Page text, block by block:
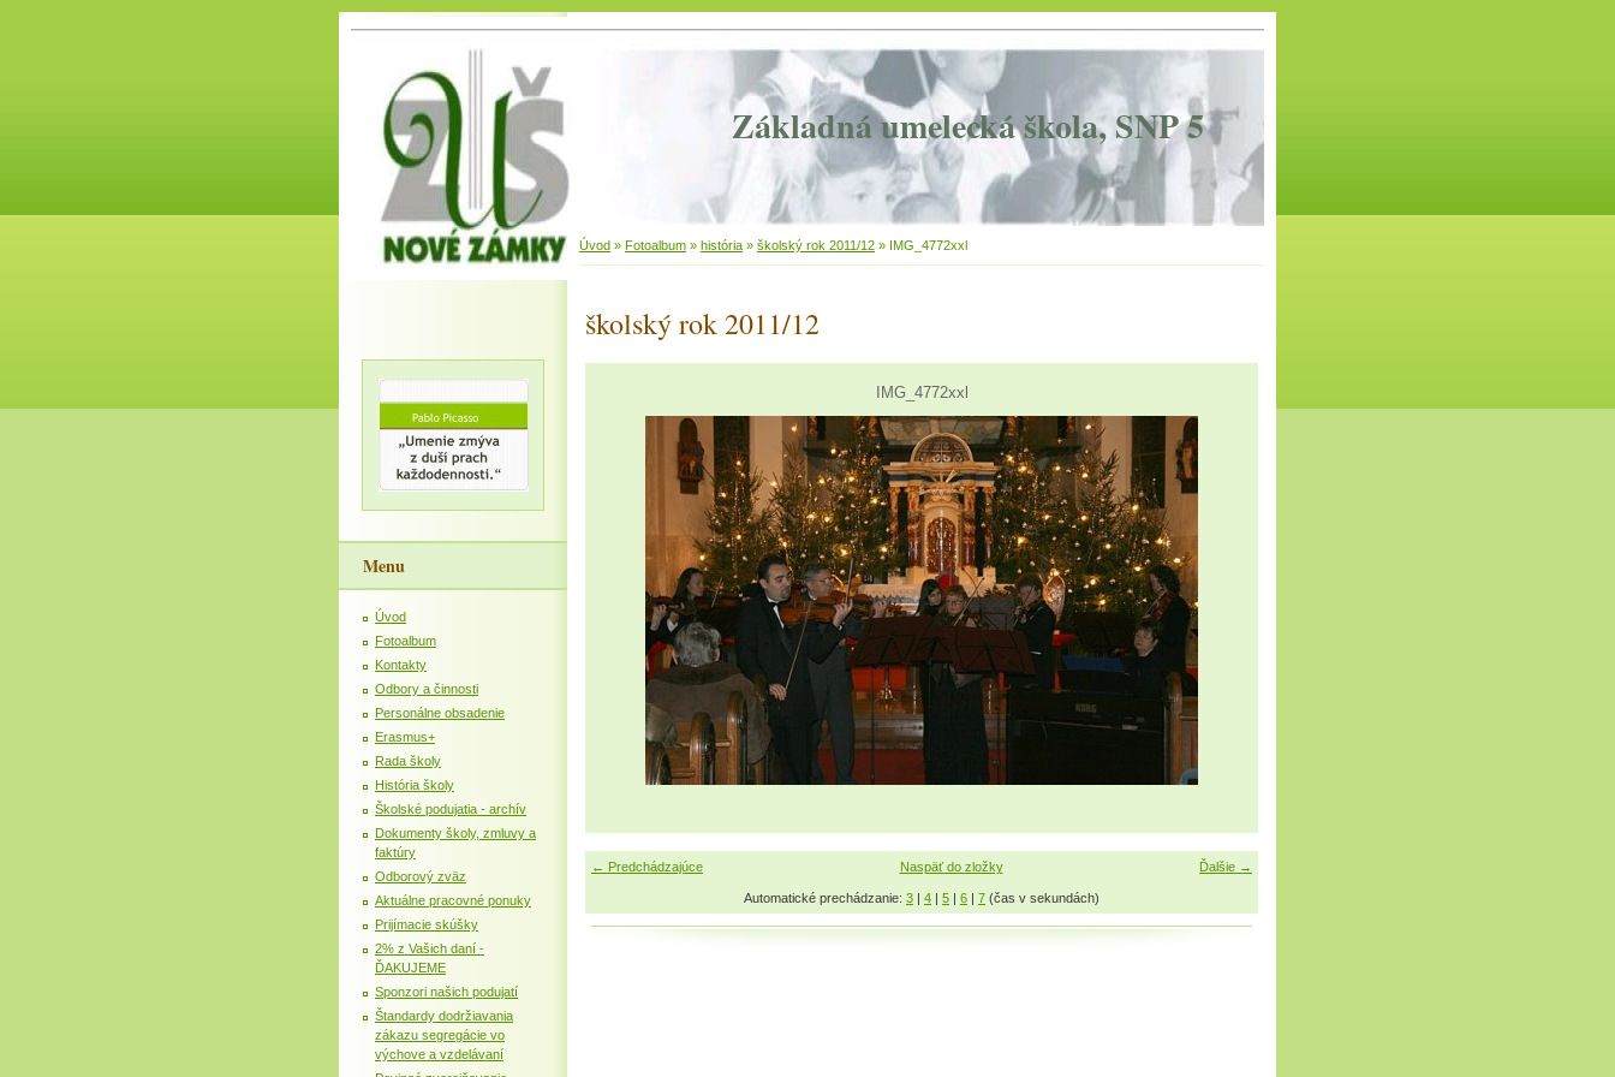
Základná umelecká škola, SNP 5
Úvod » Fotoalbum » história » školský rok 2011/12 » IMG_4772xxl
školský rok 2011/12
IMG_4772xxl
← Predchádzajúce Ďalšie →
Naspäť do zložky
Automatické prechádzanie: 3 | 4 | 5 | 6 | 7 (čas v sekundách)
Menu
Úvod
Fotoalbum
Kontakty
Odbory a činnosti
Personálne obsadenie
Erasmus+
Rada školy
História školy
Školské podujatia - archív
Dokumenty školy, zmluvy a
faktúry
Odborový zväz
Aktuálne pracovné ponuky
Prijímacie skúšky
2% z Vašich daní -
ĎAKUJEME
Sponzori našich podujatí
Štandardy dodržiavania
zákazu segregácie vo
výchove a vzdelávaní